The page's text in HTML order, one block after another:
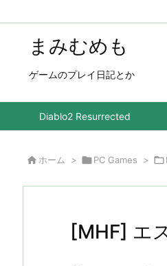
まみむめも
ゲームのプレイ日記とか
Diablo2 Resurrected
 ホーム > PC Games > 
[MHF] エ